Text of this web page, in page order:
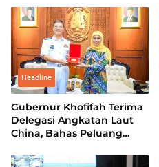
Headline
Gubernur Khofifah Terima
Delegasi Angkatan Laut
China, Bahas Peluang
Perkapalan